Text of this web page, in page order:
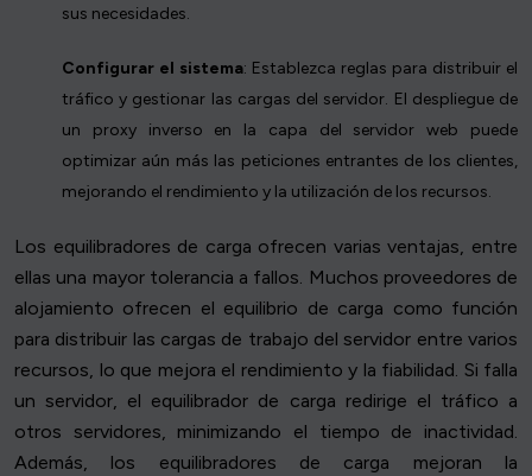
sus necesidades.
Configurar el sistema: Establezca reglas para distribuir el
tráfico y gestionar las cargas del servidor. El despliegue de
un proxy inverso en la capa del servidor web puede
optimizar aún más las peticiones entrantes de los clientes,
mejorando el rendimiento y la utilización de los recursos.
Los equilibradores de carga ofrecen varias ventajas, entre
ellas una mayor tolerancia a fallos. Muchos proveedores de
alojamiento ofrecen el equilibrio de carga como función
para distribuir las cargas de trabajo del servidor entre varios
recursos, lo que mejora el rendimiento y la fiabilidad. Si falla
un servidor, el equilibrador de carga redirige el tráfico a
otros servidores, minimizando el tiempo de inactividad.
Además, los equilibradores de carga mejoran la